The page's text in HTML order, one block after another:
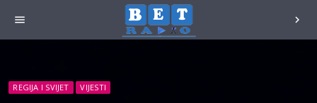
menu chevron_right
REGIJA I SVIJET VIJESTI